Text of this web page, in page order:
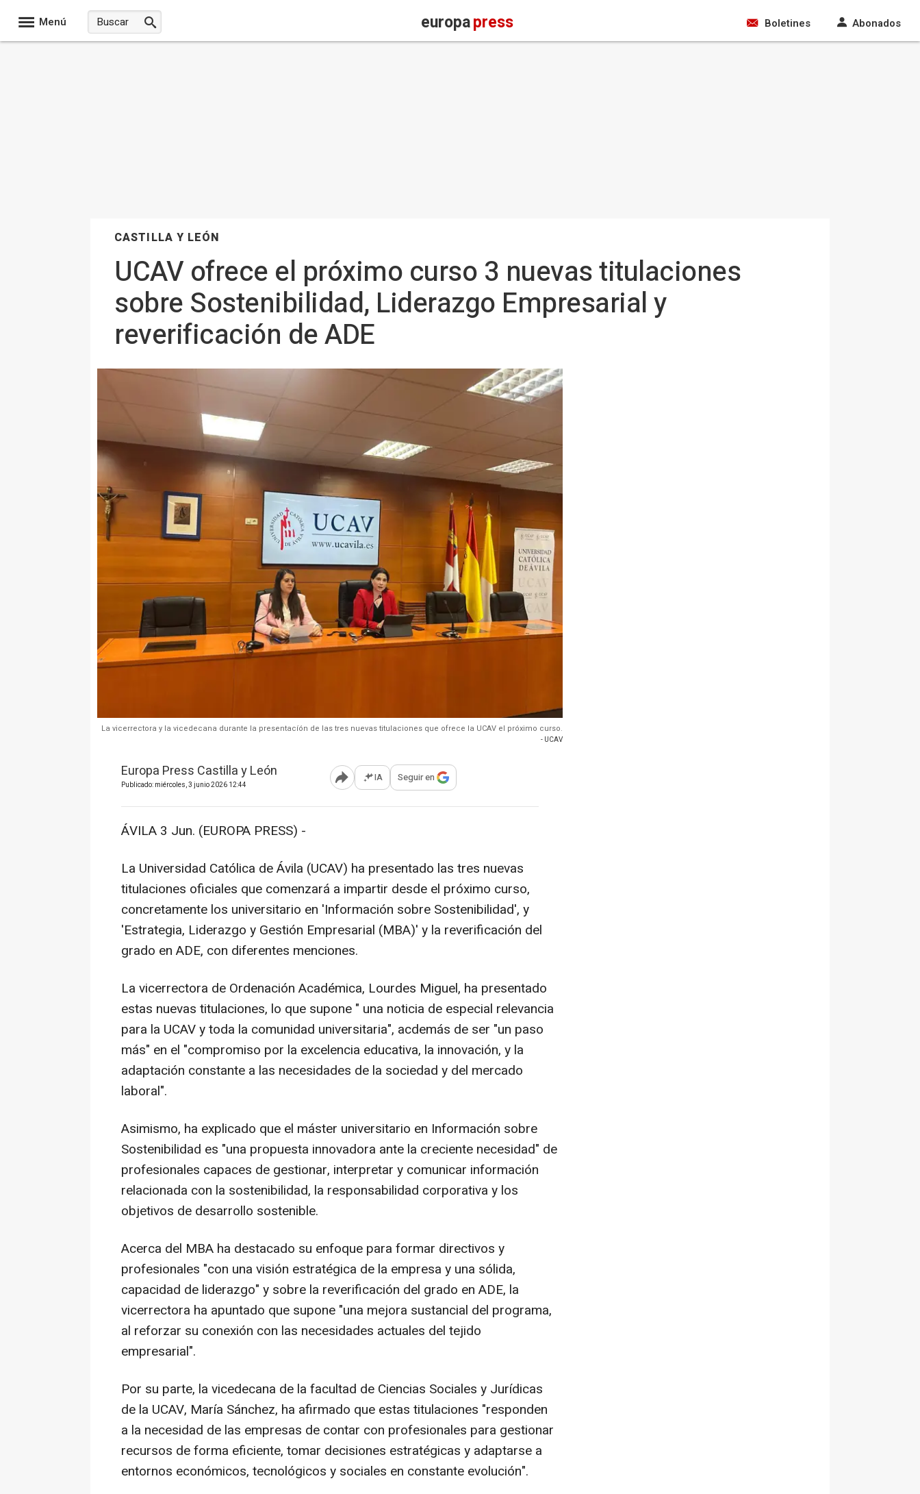
Menú europapress Boletines Abonados
CASTILLA Y LEÓN
UCAV ofrece el próximo curso 3 nuevas titulaciones
sobre Sostenibilidad, Liderazgo Empresarial y
reverificación de ADE
La vicerrectora y la vicedecana durante la presentacíón de las tres nuevas titulaciones que ofrece la UCAV el próximo curso.
- UCAV
Europa Press Castilla y León
Publicado: miércoles, 3 junio 2026 12:44 Abrir opciones para compartir
IA Seguir en
ÁVILA 3 Jun. (EUROPA PRESS) -
La Universidad Católica de Ávila (UCAV) ha presentado las tres nuevas
titulaciones oficiales que comenzará a impartir desde el próximo curso,
concretamente los universitario en 'Información sobre Sostenibilidad', y
'Estrategia, Liderazgo y Gestión Empresarial (MBA)' y la reverificación del
grado en ADE, con diferentes menciones.
La vicerrectora de Ordenación Académica, Lourdes Miguel, ha presentado
estas nuevas titulaciones, lo que supone " una noticia de especial relevancia
para la UCAV y toda la comunidad universitaria", acdemás de ser "un paso
más" en el "compromiso por la excelencia educativa, la innovación, y la
adaptación constante a las necesidades de la sociedad y del mercado
laboral".
Asimismo, ha explicado que el máster universitario en Información sobre
Sostenibilidad es "una propuesta innovadora ante la creciente necesidad" de
profesionales capaces de gestionar, interpretar y comunicar información
relacionada con la sostenibilidad, la responsabilidad corporativa y los
objetivos de desarrollo sostenible.
Acerca del MBA ha destacado su enfoque para formar directivos y
profesionales "con una visión estratégica de la empresa y una sólida,
capacidad de liderazgo" y sobre la reverificación del grado en ADE, la
vicerrectora ha apuntado que supone "una mejora sustancial del programa,
al reforzar su conexión con las necesidades actuales del tejido
empresarial".
Por su parte, la vicedecana de la facultad de Ciencias Sociales y Jurídicas
de la UCAV, María Sánchez, ha afirmado que estas titulaciones "responden
a la necesidad de las empresas de contar con profesionales para gestionar
recursos de forma eficiente, tomar decisiones estratégicas y adaptarse a
entornos económicos, tecnológicos y sociales en constante evolución".